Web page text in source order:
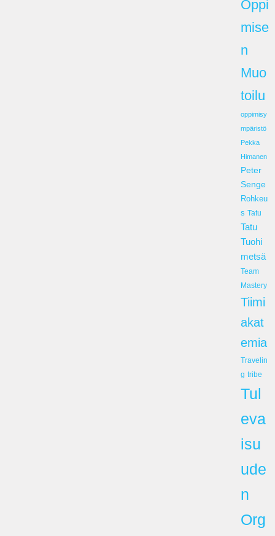
Oppi
mise
n
Muo
toilu
oppimisy
mpäristö
Pekka
Himanen
Peter
Senge
Rohkeu
s Tatu
Tatu
Tuohi
metsä
Team
Mastery
Tiimi
akat
emia
Travelin
g tribe
Tul
eva
isu
ude
n
Org